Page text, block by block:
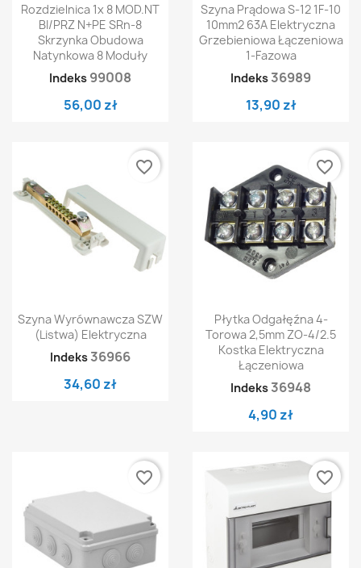
Rozdzielnica 1x 8 MOD.NT
BI/PRZ N+PE SRn-8
Skrzynka Obudowa
Natynkowa 8 Moduły
Indeks 99008
56,00 zł
Szyna Prądowa S-12 1F-10
10mm2 63A Elektryczna
Grzebieniowa Łączeniowa
1-Fazowa
Indeks 36989
13,90 zł
Szyna Wyrównawcza SZW
(listwa) Elektryczna
Indeks 36966
34,60 zł
favorite_border
Płytka Odgałęźna 4-
Torowa 2,5mm ZO-4/2.5
Kostka Elektryczna
Łączeniowa
Indeks 36948
4,90 zł
favorite_border
favorite_border favorite_border